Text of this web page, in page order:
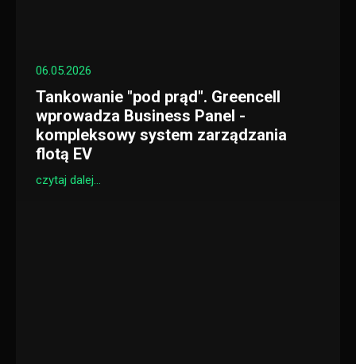
06.05.2026
Tankowanie "pod prąd". Greencell
wprowadza Business Panel -
kompleksowy system zarządzania
flotą EV
czytaj dalej...